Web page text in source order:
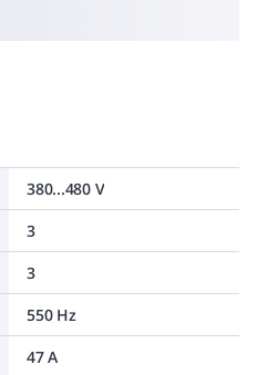
380...480 V
3
3
550 Hz
47 A